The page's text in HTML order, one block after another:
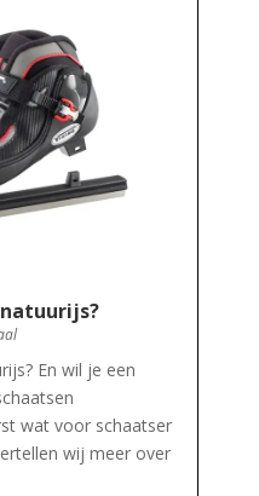
En wil je een
wat voor schaatser
wij meer over